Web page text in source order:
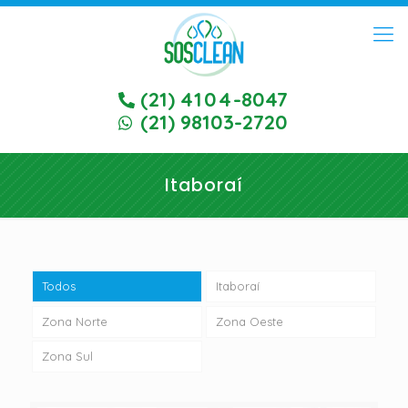
(21) 4104-8047
(21) 98103-2720
Itaboraí
Todos Itaboraí
Zona Norte Zona Oeste
Zona Sul